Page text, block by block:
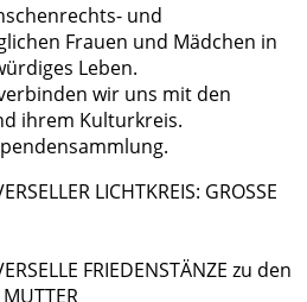
und
Frauen und Mädchen in
Leben.
wir uns mit den
ihrem Kulturkreis.
LICHTKREIS: GROSSE
FRIEDENSTÄNZE zu den